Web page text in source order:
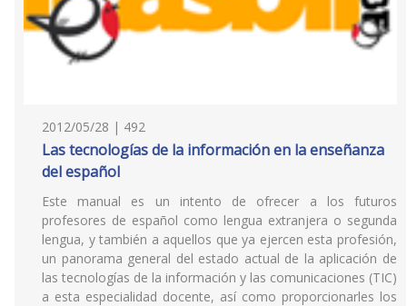
2012/05/28 | 492
Las tecnologías de la información en la enseñanza
del español
Este manual es un intento de ofrecer a los futuros
profesores de español como lengua extranjera o segunda
lengua, y también a aquellos que ya ejercen esta profesión,
un panorama general del estado actual de la aplicación de
las tecnologías de la información y las comunicaciones (TIC)
a esta especialidad docente, así como proporcionarles los